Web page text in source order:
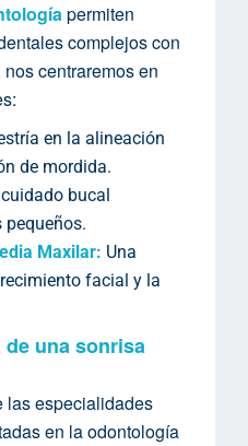
permiten
complejos con
centraremos en
en la alineación
de mordida.
cuidado bucal
Maxilar: Una
facial y la
una sonrisa
las especialidades
en la odontología